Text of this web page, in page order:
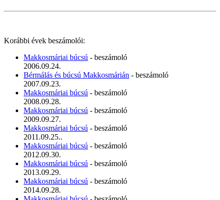
Korábbi évek beszámolói:
Makkosmáriai búcsú - beszámoló
2006.09.24.
Bérmálás és búcsú Makkosmárián - beszámoló
2007.09.23.
Makkosmáriai búcsú - beszámoló
2008.09.28.
Makkosmáriai búcsú - beszámoló
2009.09.27.
Makkosmáriai búcsú - beszámoló
2011.09.25..
Makkosmáriai búcsú - beszámoló
2012.09.30.
Makkosmáriai búcsú - beszámoló
2013.09.29.
Makkosmáriai búcsú - beszámoló
2014.09.28.